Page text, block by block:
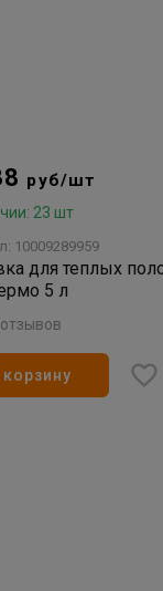
руб/шт
23 шт
10009289959
для теплых
5 л
корзину